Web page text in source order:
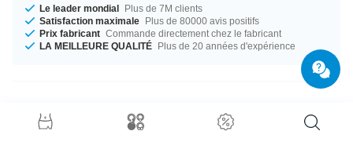
Le leader mondial Plus de 7M clients
Satisfaction maximale Plus de 80000 avis positifs
Prix fabricant Commande directement chez le fabricant
LA MEILLEURE QUALITÉ Plus de 20 années d'expérience
Détails produit